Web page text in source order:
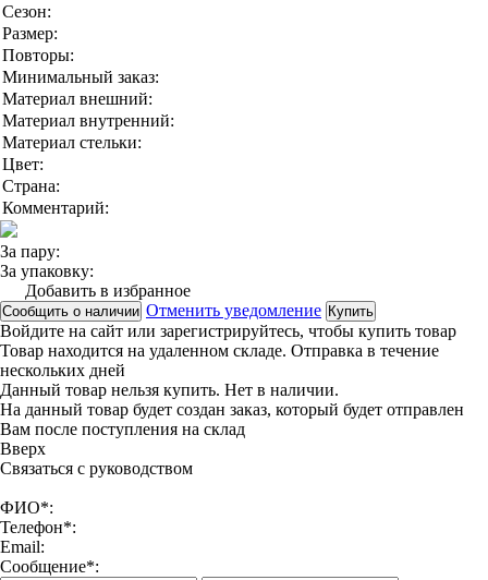
Сезон:
Размер:
Повторы:
Минимальный заказ:
Материал внешний:
Материал внутренний:
Материал стельки:
Цвет:
Страна:
Комментарий:
За пару:
За упаковку:
Добавить в избранное
Сообщить о наличии Отменить уведомление Купить
Войдите на сайт или зарегистрируйтесь, чтобы купить товар
Товар находится на удаленном складе. Отправка в течение
нескольких дней
Данный товар нельзя купить. Нет в наличии.
На данный товар будет создан заказ, который будет отправлен
Вам после поступления на склад
Вверx
Связаться с руководством
ФИО*:
Телефон*:
Email:
Сообщение*: